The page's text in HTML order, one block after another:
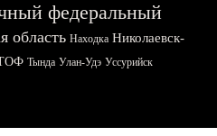
федеральный
область Находка Николаевск-
Тында Улан-Удэ Уссурийск